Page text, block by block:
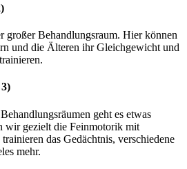
großer Behandlungsraum. Hier können
und die Älteren ihr Gleichgewicht und
geht es etwas
wir gezielt die Feinmotorik mit
das Gedächtnis, verschiedene
mehr.